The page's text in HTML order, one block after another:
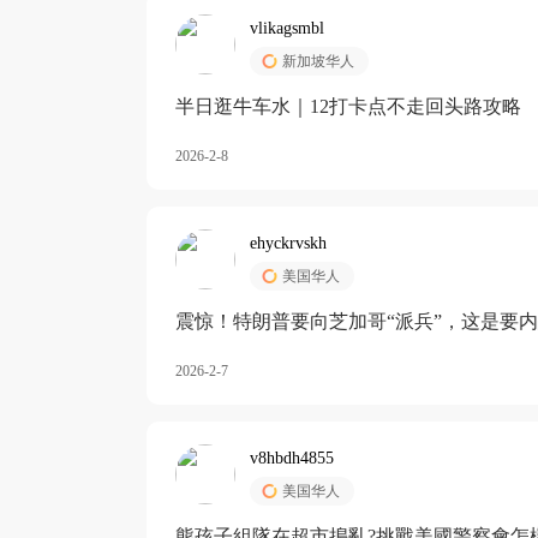
vlikagsmbl
新加坡华人
半日逛牛车水｜12打卡点不走回头路攻略
2026-2-8
ehyckrvskh
美国华人
震惊！特朗普要向芝加哥“派兵”，这是要
2026-2-7
v8hbdh4855
美国华人